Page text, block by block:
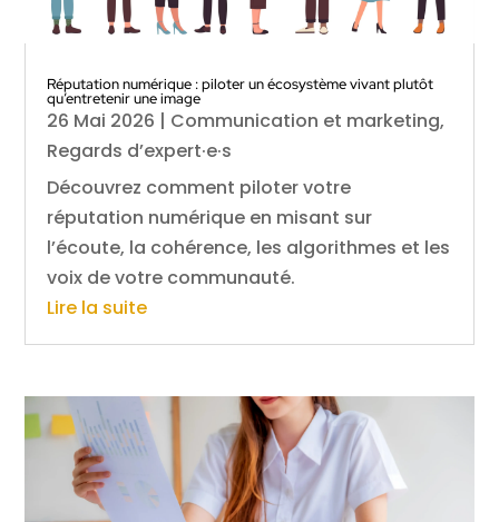
Réputation numérique : piloter un écosystème vivant plutôt
qu’entretenir une image
26 Mai 2026 | Communication et marketing,
Regards d’expert·e·s
Découvrez comment piloter votre
réputation numérique en misant sur
l’écoute, la cohérence, les algorithmes et les
voix de votre communauté.
Lire la suite